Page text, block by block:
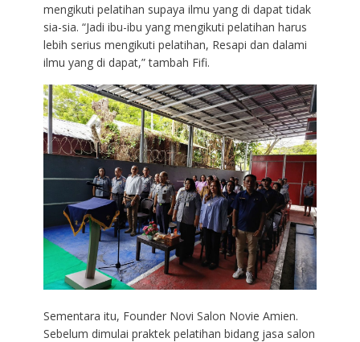
mengikuti pelatihan supaya ilmu yang di dapat tidak
sia-sia. “Jadi ibu-ibu yang mengikuti pelatihan harus
lebih serius mengikuti pelatihan, Resapi dan dalami
ilmu yang di dapat,” tambah Fifi.
Sementara itu, Founder Novi Salon Novie Amien.
Sebelum dimulai praktek pelatihan bidang jasa salon